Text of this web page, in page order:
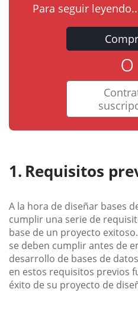
Para seguir
o
Requisitos
A la hora de diseñar bases
cumplir una serie de
base de un proyecto
se deben cumplir antes de
desarrollo de bases de
en estos requisitos previos
éxito de su proyecto de